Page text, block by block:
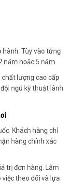
hành. Tùy vào từng
năm hoặc 5 năm
lượng cao cấp
ngũ kỹ thuật lành
Khách hàng chỉ
hàng chính xác
trị đơn hàng. Lâm
việc theo dõi và lựa